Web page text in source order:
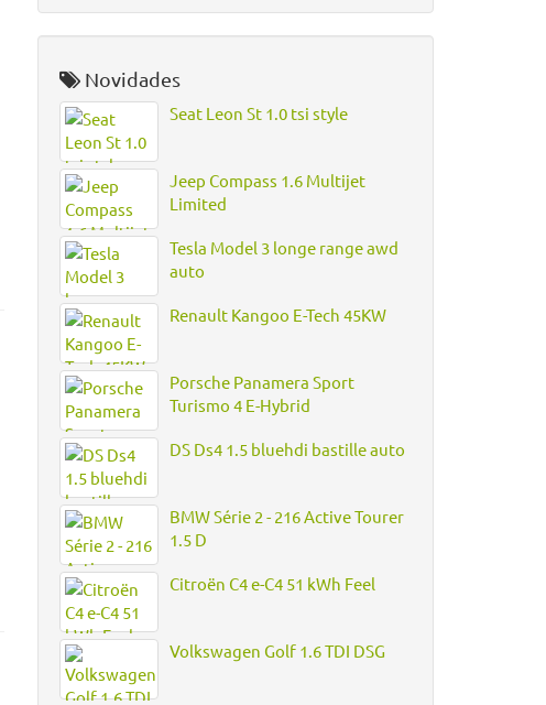
Novidades
Seat Leon St 1.0 tsi style
Jeep Compass 1.6 Multijet
Limited
Tesla Model 3 longe range awd
auto
Renault Kangoo E-Tech 45KW
Porsche Panamera Sport
Turismo 4 E-Hybrid
DS Ds4 1.5 bluehdi bastille auto
BMW Série 2 - 216 Active Tourer
1.5 D
Citroën C4 e-C4 51 kWh Feel
Volkswagen Golf 1.6 TDI DSG